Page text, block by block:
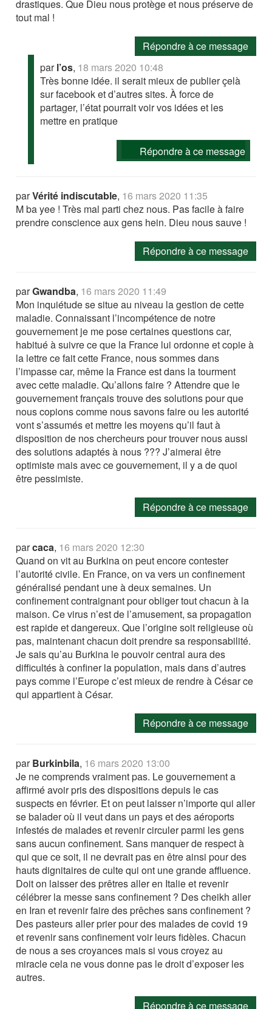
drastiques. Que Dieu nous protège et nous préserve de
tout mal !
Répondre à ce message
parl’os, 18 mars 2020 10:48
Très bonne idée. il serait mieux de publier çelà
sur facebook et d’autres sites. À force de
partager, l’état pourrait voir vos idées et les
mettre en pratique
Répondre à ce message
parVérité indiscutable, 16 mars 2020 11:35
M ba yee ! Très mal parti chez nous. Pas facile à faire
prendre conscience aux gens hein. Dieu nous sauve !
Répondre à ce message
parGwandba, 16 mars 2020 11:49
Mon inquiétude se situe au niveau la gestion de cette
maladie. Connaissant l’incompétence de notre
gouvernement je me pose certaines questions car,
habitué à suivre ce que la France lui ordonne et copie à
la lettre ce fait cette France, nous sommes dans
l’impasse car, même la France est dans la tourment
avec cette maladie. Qu’allons faire ? Attendre que le
gouvernement français trouve des solutions pour que
nous copions comme nous savons faire ou les autorité
vont s’assumés et mettre les moyens qu’il faut à
disposition de nos chercheurs pour trouver nous aussi
des solutions adaptés à nous ??? J’aimerai être
optimiste mais avec ce gouvernement, il y a de quoi
être pessimiste.
Répondre à ce message
parcaca, 16 mars 2020 12:30
Quand on vit au Burkina on peut encore contester
l’autorité civile. En France, on va vers un confinement
généralisé pendant une à deux semaines. Un
confinement contraignant pour obliger tout chacun à la
maison. Ce virus n’est de l’amusement, sa propagation
est rapide et dangereux. Que l’origine soit religieuse où
pas, maintenant chacun doit prendre sa responsabilité.
Je sais qu’au Burkina le pouvoir central aura des
difficultés à confiner la population, mais dans d’autres
pays comme l’Europe c’est mieux de rendre à César ce
qui appartient à César.
Répondre à ce message
parBurkinbila, 16 mars 2020 13:00
Je ne comprends vraiment pas. Le gouvernement a
affirmé avoir pris des dispositions depuis le cas
suspects en février. Et on peut laisser n’importe qui aller
se balader où il veut dans un pays et des aéroports
infestés de malades et revenir circuler parmi les gens
sans aucun confinement. Sans manquer de respect à
qui que ce soit, il ne devrait pas en être ainsi pour des
hauts dignitaires de culte qui ont une grande affluence.
Doit on laisser des prêtres aller en Italie et revenir
célébrer la messe sans confinement ? Des cheikh aller
en Iran et revenir faire des prêches sans confinement ?
Des pasteurs aller prier pour des malades de covid 19
et revenir sans confinement voir leurs fidèles. Chacun
de nous a ses croyances mais si vous croyez au
miracle cela ne vous donne pas le droit d’exposer les
autres.
Répondre à ce message